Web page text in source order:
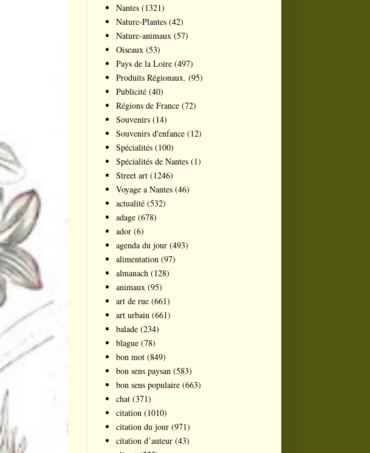
Nantes (1321)
Nature-Plantes (42)
Nature-animaux (57)
Oiseaux (53)
Pays de la Loire (497)
Produits Régionaux. (95)
Publicité (40)
Régions de France (72)
Souvenirs (14)
Souvenirs d'enfance (12)
Spécialités (100)
Spécialités de Nantes (1)
Street art (1246)
Voyage a Nantes (46)
actualité (532)
adage (678)
ador (6)
agenda du jour (493)
alimentation (97)
almanach (128)
animaux (95)
art de rue (661)
art urbain (661)
balade (234)
blague (78)
bon mot (849)
bon sens paysan (583)
bon sens populaire (663)
chat (371)
citation (1010)
citation du jour (971)
citation d’auteur (43)